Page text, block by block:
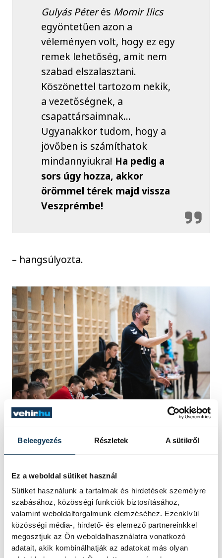
Beleegyezés Részletek A sütikről
Ez a weboldal sütiket használ
Sütiket használunk a tartalmak és hirdetések személyre
szabásához, közösségi funkciók biztosításához,
valamint weboldalforgalmunk elemzéséhez. Ezenkívül
közösségi média-, hirdető- és elemező partnereinkkel
megosztjuk az Ön weboldalhasználatra vonatkozó
adatait, akik kombinálhatják az adatokat más olyan
Gulyás Péterés Momir Ilics
egyöntetűen azon a
véleményen volt, hogy ez egy
remek lehetőség, amit nem
szabad elszalasztani.
Köszönettel tartozom nekik,
a vezetőségnek, a
csapattársaimnak...
Ugyanakkor tudom, hogy a
jövőben is számíthatok
mindannyiukra! Ha pedig a
sors úgy hozza, akkor
örömmel térek majd vissza
Veszprémbe!
– hangsúlyozta.
Gulyás Péter és Momir Ilics támogatják a
veszprémi fiatalokat
Melnyicsuk Viktort június végéig még élő
szerződés köti a bakonyi alakulathoz. A
koronavírus-járvány miatt azonban az idei
évi bajnokságot már semmisé tette a
Magyar Kézilabda Szövetség (MKSZ). A
kézilabdázó elmondta, az élet ettől